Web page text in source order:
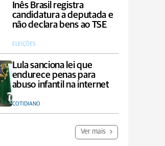
Inês Brasil registra
candidatura a deputada e
não declara bens ao TSE
ELEIÇÕES
Lula sanciona lei que
endurece penas para
abuso infantil na internet
COTIDIANO
Ver mais